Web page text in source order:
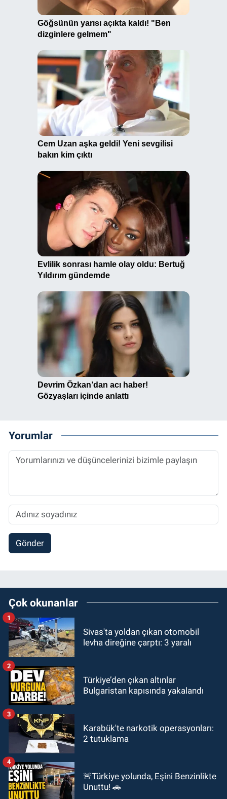
Yorumlar
Gönder
Çok okunanlar
Sivas'ta yoldan çıkan otomobil
levha direğine çarptı: 3 yaralı
1
Türkiye’den çıkan altınlar
Bulgaristan kapısında yakalandı
2
Karabük'te narkotik operasyonları:
2 tutuklama
3
🚨Türkiye yolunda, Eşini Benzinlikte
Unuttu! 🚗
4